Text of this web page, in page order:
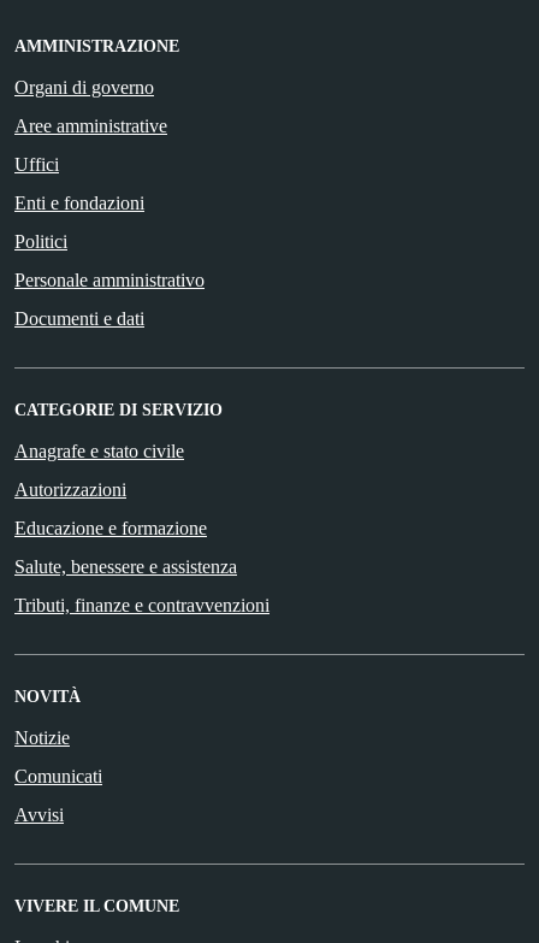
AMMINISTRAZIONE
Organi di governo
Aree amministrative
Uffici
Enti e fondazioni
Politici
Personale amministrativo
Documenti e dati
CATEGORIE DI SERVIZIO
Anagrafe e stato civile
Autorizzazioni
Educazione e formazione
Salute, benessere e assistenza
Tributi, finanze e contravvenzioni
NOVITÀ
Notizie
Comunicati
Avvisi
VIVERE IL COMUNE